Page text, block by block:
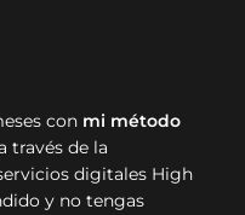
con mi método
través de la
digitales High
y no tengas